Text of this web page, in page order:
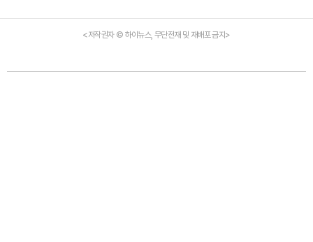
<저작권자 © 하이뉴스, 무단전재 및 재배포 금지>